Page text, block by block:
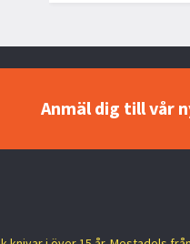
Anmäl dig till vår